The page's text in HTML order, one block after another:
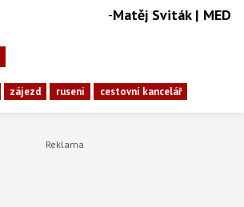
-Matěj Sviták | MED
zájezd ruseni cestovní kancelář